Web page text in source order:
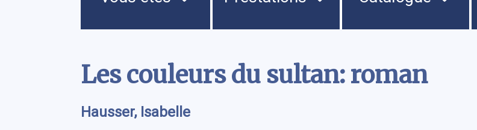
Les couleurs du sultan: roman
Hausser, Isabelle